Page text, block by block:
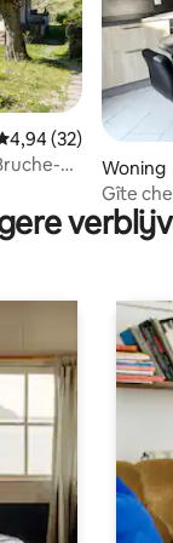
4,94 (32)
Woning
Gîte